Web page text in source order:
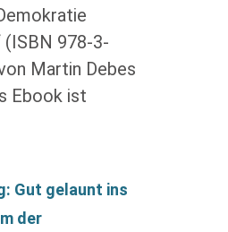
978-3-
Martin Debes
Ebook ist
Gut gelaunt ins
der